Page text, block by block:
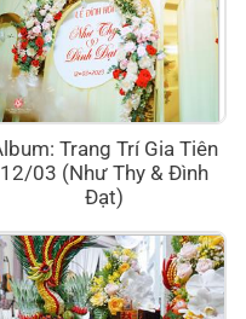
Trang Trí Gia Tiên
12/03 (Như Thy & Đình
Đạt)